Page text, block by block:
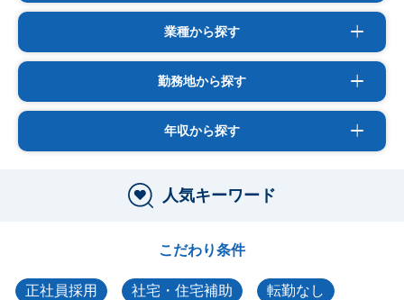
業種から探す
勤務地から探す
年収から探す
人気キーワード
こだわり条件
正社員採用 社宅・住宅補助 転勤なし